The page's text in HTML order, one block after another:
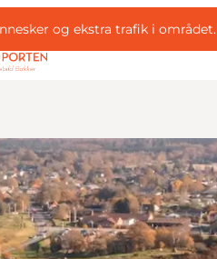
og ekstra trafik i området.